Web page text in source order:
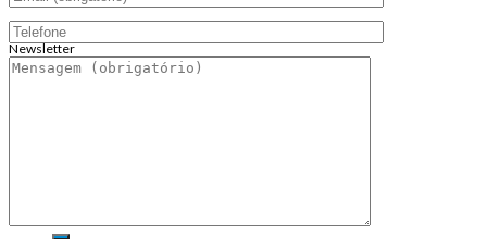
Newsletter
Endereço de email: